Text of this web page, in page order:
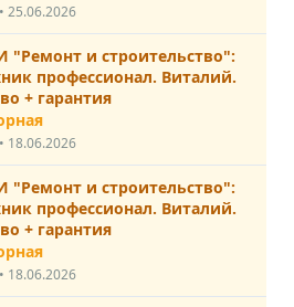
25.06.2026
"Ремонт и строительство":
профессионал. Виталий.
+ гарантия
18.06.2026
"Ремонт и строительство":
профессионал. Виталий.
+ гарантия
18.06.2026